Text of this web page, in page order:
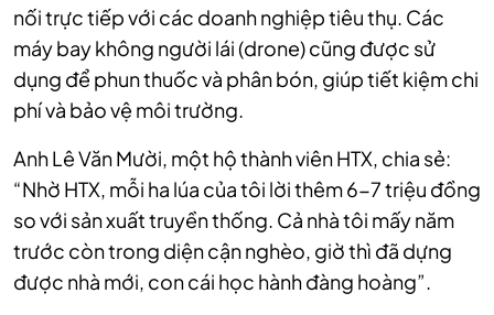
nối trực tiếp với các doanh nghiệp tiêu thụ. Các
máy bay không người lái (drone) cũng được sử
dụng để phun thuốc và phân bón, giúp tiết kiệm chi
phí và bảo vệ môi trường.
Anh Lê Văn Mười, một hộ thành viên HTX, chia sẻ:
“Nhờ HTX, mỗi ha lúa của tôi lời thêm 6-7 triệu đồng
so với sản xuất truyền thống. Cả nhà tôi mấy năm
trước còn trong diện cận nghèo, giờ thì đã dựng
được nhà mới, con cái học hành đàng hoàng”.